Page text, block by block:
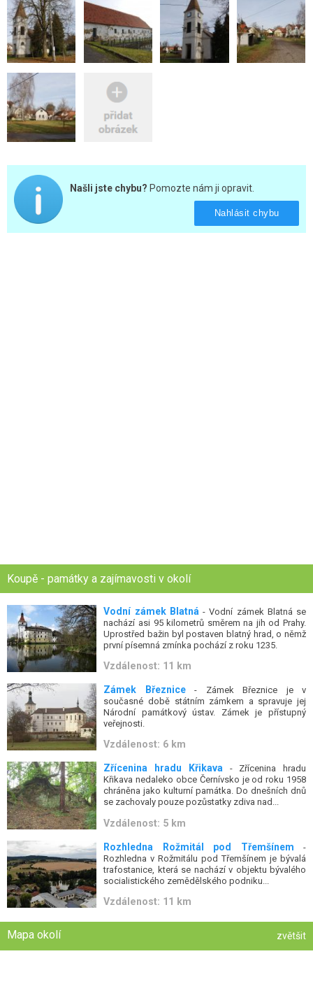
Našli jste chybu? Pomozte nám ji opravit.
Nahlásit chybu
Koupě - památky a zajímavosti v okolí
Vodní zámek Blatná - Vodní zámek Blatná se
nachází asi 95 kilometrů směrem na jih od Prahy.
Uprostřed bažin byl postaven blatný hrad, o němž
první písemná zmínka pochází z roku 1235.
Vzdálenost: 11 km
Zámek Březnice- Zámek Březnice je v
současné době státním zámkem a spravuje jej
Národní památkový ústav. Zámek je přístupný
veřejnosti.
Vzdálenost: 6 km
Zřícenina hradu Křikava- Zřícenina hradu
Křikava nedaleko obce Černívsko je od roku 1958
chráněna jako kulturní památka. Do dnešních dnů
se zachovaly pouze pozůstatky zdiva nad...
Vzdálenost: 5 km
Rozhledna Rožmitál pod Třemšínem -
Rozhledna v Rožmitálu pod Třemšínem je bývalá
trafostanice, která se nachází v objektu bývalého
socialistického zemědělského podniku...
Vzdálenost: 11 km
Mapa okolí zvětšit